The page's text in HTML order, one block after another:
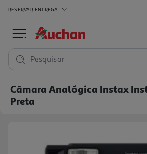
RESERVAR ENTREGA
Pesquisar
Câmara Analógica Instax
Preta